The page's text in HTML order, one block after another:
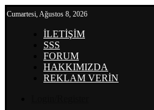
Cumartesi, Ağustos 8, 2026
İLETİŞİM
SSS
FORUM
HAKKIMIZDA
REKLAM VERİN